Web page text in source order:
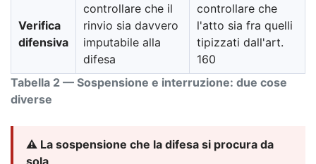
Tabella 2 — Sospensione e interruzione: due cose
diverse
Verifica
difensiva
controllare che il
rinvio sia davvero
imputabile alla
difesa
controllare che
l'atto sia fra quelli
tipizzati dall'art.
160
⚠️ La sospensione che la difesa si procura da
sola